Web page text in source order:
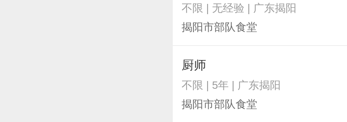
不限 | 无经验 | 广东揭阳
揭阳市部队食堂
厨师
不限 | 5年 | 广东揭阳
揭阳市部队食堂